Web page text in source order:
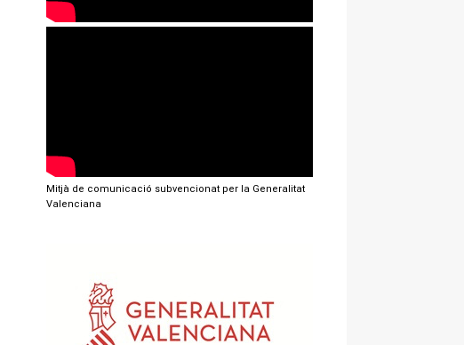
Mitjà de comunicació subvencionat per la Generalitat
Valenciana